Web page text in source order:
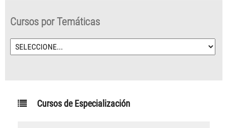
Cursos por Temáticas
Cursos de Especialización